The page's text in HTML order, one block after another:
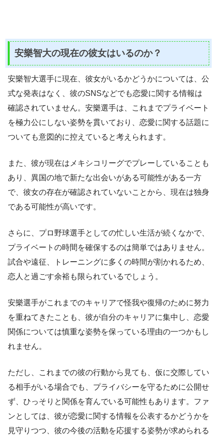
安樂智大の現在の彼女はいるのか？
安樂智大選手に現在、彼女がいるかどうかについては、公
式な発表はなく、彼のSNSなどでも恋愛に関する情報は
確認されていません。安樂選手は、これまでプライベート
を極力公にしない姿勢を貫いており、恋愛に関する話題に
ついても意図的に控えていると考えられます。
また、彼が現在はメキシコリーグでプレーしていることも
あり、異国の地で新たな出会いがある可能性がある一方
で、彼女の存在が確認されていないことから、現在は独身
である可能性が高いです。
さらに、プロ野球選手としての忙しい生活が続くなかで、
プライベートの時間を確保するのは簡単ではありません。
試合や遠征、トレーニングに多くの時間が割かれるため、
恋人と過ごす余裕も限られているでしょう。
安樂選手がこれまでのキャリアで怪我や復帰のために努力
を重ねてきたことも、彼が自分のキャリアに集中し、恋愛
関係については慎重な姿勢を保っている理由の一つかもし
れません。
ただし、これまでの彼の行動から見ても、仮に交際してい
る相手がいる場合でも、プライバシーを守るために公開せ
ず、ひっそりと関係を育んでいる可能性もあります。ファ
ンとしては、彼が恋愛に関する情報を公表するかどうかを
見守りつつ、彼の今後の活動を応援する姿勢が求められる